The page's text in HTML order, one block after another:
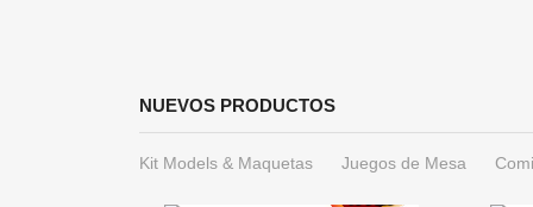
NUEVOS PRODUCTOS
Kit Models & Maquetas Juegos de Mesa